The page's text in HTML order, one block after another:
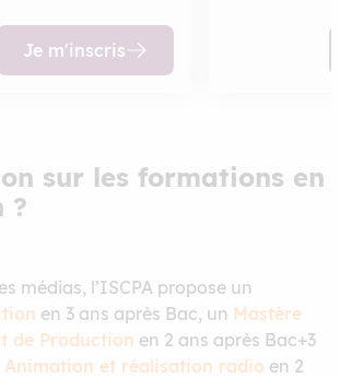
Je m'inscris
sur les formations en
?
médias, l’ISCPA propose un
en 3 ans après Bac, un Mastère
de Production en 2 ans après Bac+3
Animation et réalisation radio en 2